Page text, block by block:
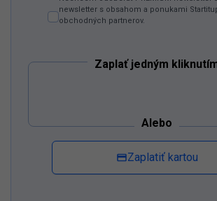
newsletter s obsahom a ponukami
obchodných partnerov.
Zaplať jedným
Alebo
Zaplatiť kartou